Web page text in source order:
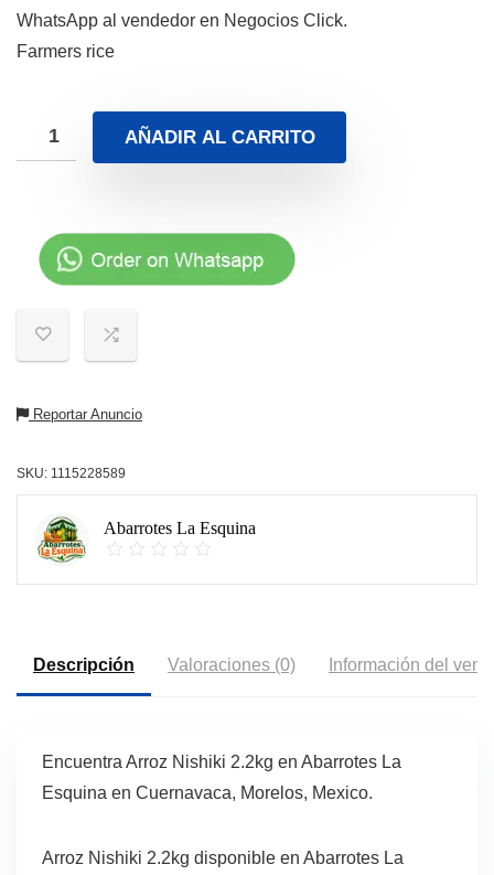
WhatsApp al vendedor en Negocios Click.
Farmers rice
AÑADIR AL CARRITO
Reportar Anuncio
SKU: 1115228589
Abarrotes La Esquina
Descripción Valoraciones (0) Información del
Encuentra Arroz Nishiki 2.2kg en Abarrotes La
Esquina en Cuernavaca, Morelos, Mexico.
Arroz Nishiki 2.2kg disponible en Abarrotes La